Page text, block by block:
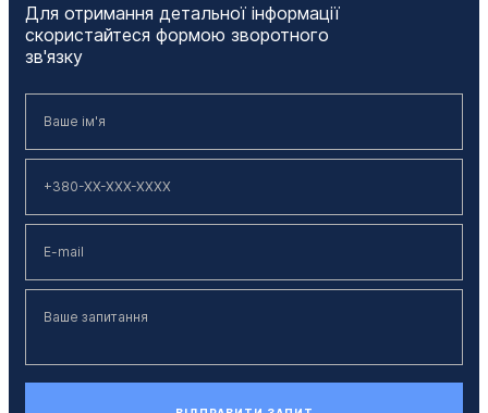
Для отримання детальної інформації
скористайтеся формою зворотного
зв'язку